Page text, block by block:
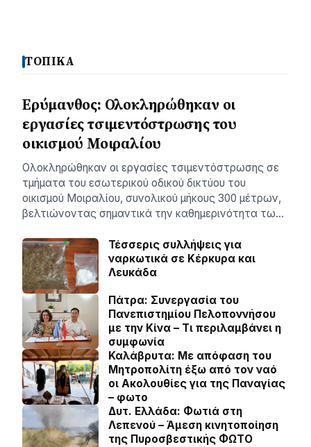
ΤΟΠΙΚΑ
Ερύμανθος: Ολοκληρώθηκαν οι
εργασίες τσιμεντόστρωσης του
οικισμού Μοιραλίου
Ολοκληρώθηκαν οι εργασίες τσιμεντόστρωσης σε
τμήματα του εσωτερικού οδικού δικτύου του
οικισμού Μοιραλίου, συνολικού μήκους 300 μέτρων,
βελτιώνοντας σημαντικά την καθημερινότητα τω…
Τέσσερις συλλήψεις για
ναρκωτικά σε Κέρκυρα και
Λευκάδα
Πάτρα: Συνεργασία του
Πανεπιστημίου Πελοποννήσου
με την Κίνα – Τι περιλαμβάνει η
συμφωνία
Καλάβρυτα: Με απόφαση του
Μητροπολίτη έξω από τον ναό
οι Ακολουθίες για της Παναγίας
– φωτο
Δυτ. Ελλάδα: Φωτιά στη
Λεπενού – Άμεση κινητοποίηση
της Πυροσβεστικής ΦΩΤΟ